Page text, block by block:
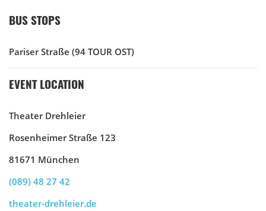
BUS STOPS
Pariser Straße (94 TOUR OST)
EVENT LOCATION
Theater Drehleier
Rosenheimer Straße 123
81671 München
(089) 48 27 42
theater-drehleier.de